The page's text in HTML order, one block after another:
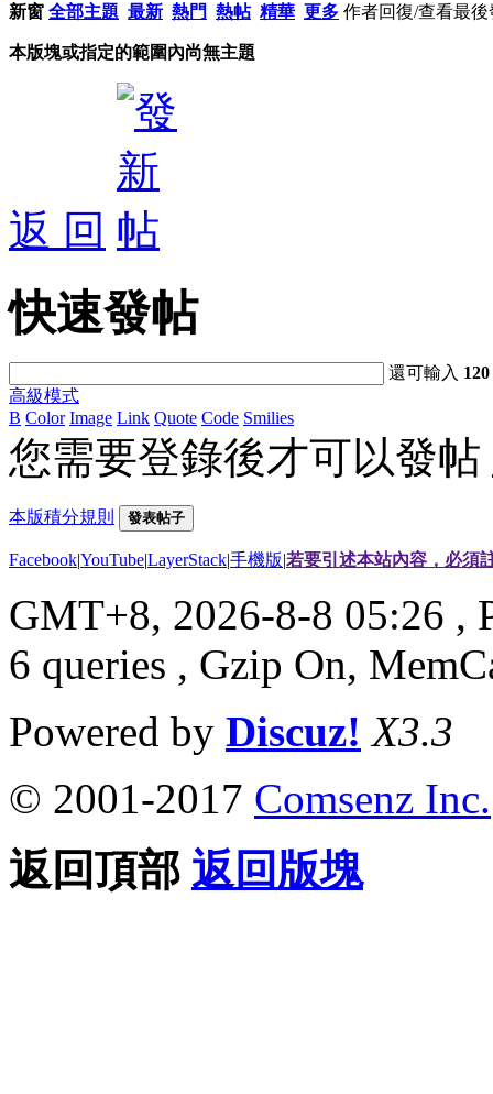
新窗 全部主題 最新 熱門 熱帖 精華 更多 作者回復/查看最後
本版塊或指定的範圍內尚無主題
返 回
快速發帖
還可輸入 120
高級模式
B Color Image Link Quote Code Smilies
您需要登錄後才可以發帖
本版積分規則 發表帖子
Facebook|YouTube|LayerStack|手機版|若要引述本站內容，必須
GMT+8, 2026-8-8 05:26 ,
6 queries , Gzip On,
Powered by Discuz! X3.3
© 2001-2017 Comsenz Inc.
返回頂部 返回版塊